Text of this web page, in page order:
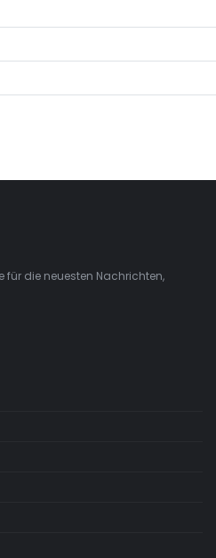
die neuesten Nachrichten,